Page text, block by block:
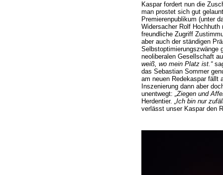
Kaspar fordert nun die
man prostet sich gut
Premierenpublikum (unter
Widersacher Rolf
freundliche Zugriff
aber auch der ständigen
Selbstoptimierungszwänge
neoliberalen Gesellschaft
weiß, wo mein Platz ist.“
das Sebastian Sommer
am neuen Redekaspar fällt
Inszenierung dann aber
unentwegt: „Ziegen und
Herdentier. „Ich bin nur
verlässt unser Kaspar den